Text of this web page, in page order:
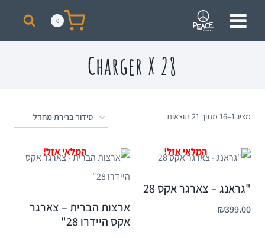
0
Charger X 28
מציג 1–16 מתוך 21 תוצאות
"גראנג – צארגר אקס 28
₪399.00
ארצות הברית – צארגר
אקס היידרו 28"